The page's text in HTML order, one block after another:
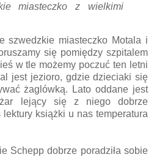
miasteczko z wielkimi
szwedzkie miasteczko Motala i
się pomiędzy szpitalem
w tle możemy poczuć ten letni
jest jezioro, gdzie dzieciaki się
żaglówką. Lato oddane jest
lejący się z niego dobrze
książki u nas temperatura
Schepp dobrze poradziła sobie